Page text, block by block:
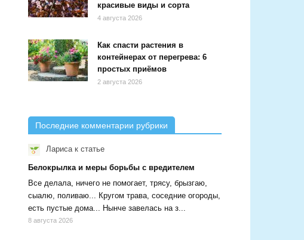
красивые виды и сорта
4 августа 2026
Как спасти растения в
контейнерах от перегрева: 6
простых приёмов
2 августа 2026
Последние комментарии рубрики
Ларисак статье
Белокрылка и меры борьбы с вредителем
Все делала, ничего не помогает, трясу, брызгаю,
сыалю, поливаю... Кругом трава, соседние огороды,
есть пустые дома... Нынче завелась на з...
8 августа 2026